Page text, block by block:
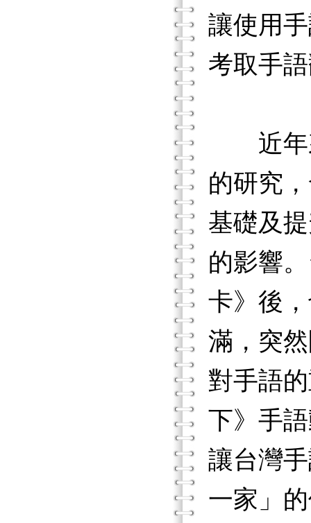
讓使用
考取手
近年來
的研究
基礎及
的影響
卡》後
滿，突
對手語
下》手
讓台灣
一家」